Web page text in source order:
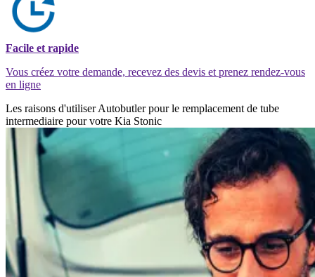
Facile et rapide
Vous créez votre demande, recevez des devis et prenez rendez-vous
en ligne
Les raisons d'utiliser Autobutler pour le remplacement de tube
intermediaire pour votre Kia Stonic